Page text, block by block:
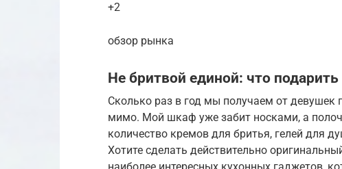
+2
обзор рынка
Не бритвой единой: что
Сколько раз в год мы получаем от девушек
мимо. Мой шкаф уже забит носками, а
количество кремов для бритья, гелей для
Хотите сделать действительно
наиболее интересных кухонных гаджетов,